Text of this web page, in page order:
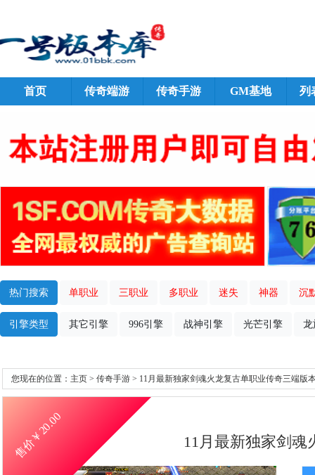
首页 传奇端游 传奇手游 GM基地 列
热门搜索 单职业 三职业 多职业 迷失 神器 沉
引擎类型 其它引擎 996引擎 战神引擎 光芒引擎 龙
您现在的位置： 主页 > 传奇手游 > 11月最新独家剑魂火龙复古单职业传奇三端版
售价￥
20.00
11月最新独家剑